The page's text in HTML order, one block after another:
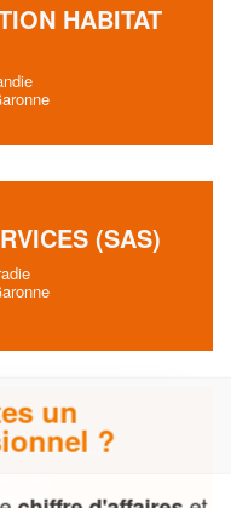
HABITAT
(SAS)
(SARL)
un
?